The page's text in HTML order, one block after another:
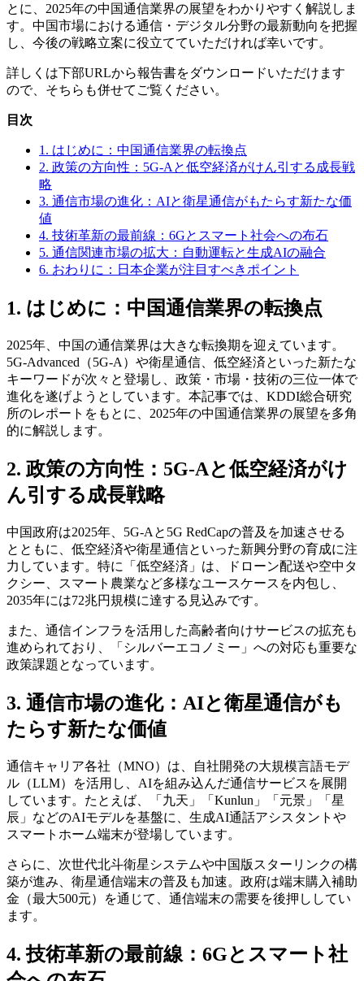
とに、2025年の中国通信業界の展望をわかりやすく解説しま
す。中国市場における通信・デジタル分野の最新動向を把握
し、今後の戦略立案に役立てていただければ幸いです。
詳しくは下部URLから報告書をダウンロードいただけます
ので、そちらも併せてご覧ください。
目次
1. はじめに：中国通信業界の転換点
2. 政策の方向性：5G-Aと低空経済がけん引する成長戦
略
3. 通信市場の進化：AIと衛星通信がもたらす新たな価
値
4. 技術革新の最前線：6Gとスマート社会への布石
5. 通信関連市場の拡大：自動運転と生成AIの融合
6. おわりに：日本企業が注目すべきポイント
1. はじめに：中国通信業界の転換点
2025年、中国の通信業界は大きな転換期を迎えています。
5G-Advanced（5G-A）や衛星通信、低空経済といった新たな
キーワードが次々と登場し、政策・市場・技術の三位一体で
進化を遂げようとしています。本記事では、KDDI総合研究
所のレポートをもとに、2025年の中国通信業界の展望を多角
的に解説します。
2. 政策の方向性：5G-Aと低空経済がけ
ん引する成長戦略
中国政府は2025年、5G-Aと5G RedCapの普及を加速させる
とともに、低空経済や衛星通信といった新興分野の育成に注
力しています。特に「低空経済」は、ドローン配送や空中タ
クシー、スマート農業など多様なユースケースを内包し、
2035年には72兆円規模に達する見込みです。
また、通信インフラを活用した高齢者向けサービスの拡充も
進められており、「シルバーエコノミー」への対応も重要な
政策課題となっています。
3. 通信市場の進化：AIと衛星通信がも
たらす新たな価値
通信キャリア各社（MNO）は、自社開発の大規模言語モデ
ル（LLM）を活用し、AIを組み込んだ通信サービスを展開
しています。たとえば、「九天」「Kunlun」「元景」「星
辰」などのAIモデルを基盤に、生成AI通話アシスタントや
スマートホーム端末が登場しています。
さらに、次世代北斗衛星システムや中国版スターリンクの構
築が進み、衛星通信端末の普及も加速。政府は端末購入補助
金（最大500元）を通じて、通信端末の需要を後押ししてい
ます。
4. 技術革新の最前線：6Gとスマート社